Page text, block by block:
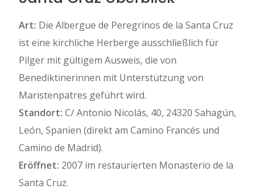
Art: Die Albergue de Peregrinos de la Santa Cruz
ist eine kirchliche Herberge ausschließlich für
Pilger mit gültigem Ausweis, die von
Benediktinerinnen mit Unterstützung von
Maristenpatres geführt wird.
Standort: C/ Antonio Nicolás, 40, 24320 Sahagún,
León, Spanien (direkt am Camino Francés und
Camino de Madrid).
Eröffnet: 2007 im restaurierten Monasterio de la
Santa Cruz.